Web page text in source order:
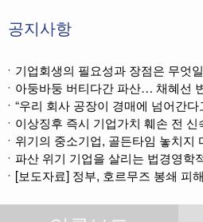
ㆍ기업회생제도와 기업파산제도
ㆍ법인파산 후 이사의 연대보증책임 해...
ㆍ법인파산절차와 기업회생절차 개요
ㆍ개인회생재단채권(우선권이 있는 채
ㆍ개인회생재단이란?
ㆍ개인회생채권이란?
ㆍ가용소득이란?
ㆍ회생신청 후 경매절차 정지신청은?
ㆍ별제권부 채권(회생절차에서의 근저
공지사항
ㆍ기업회생의 필요성과 장점은 무엇
ㆍ아둥바둥 버티다간 파산… 채혜선
ㆍ“우리 회사 공장이 경매에 넘어간다
ㆍ이상징후 즉시 기업가치 훼손 전 신
ㆍ위기의 중소기업, 골든타임 놓치
ㆍ파산 위기 기업을 살리는 법경영학
ㆍ[보도자료] 정부, 호르무즈 봉쇄 피